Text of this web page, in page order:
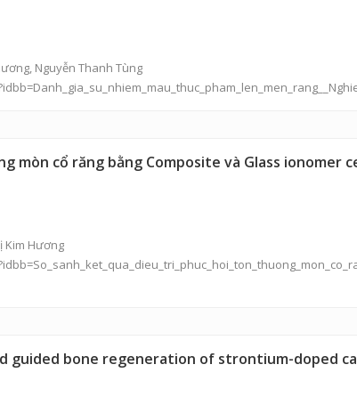
Nguyễn Thanh Tùng
mòn cổ răng bằng Composite và Glass ionomer
Kim Hương
guided bone regeneration of strontium-doped